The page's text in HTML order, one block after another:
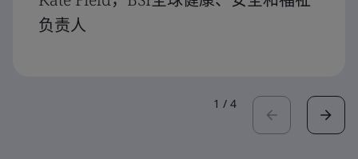
负责人
1 / 4